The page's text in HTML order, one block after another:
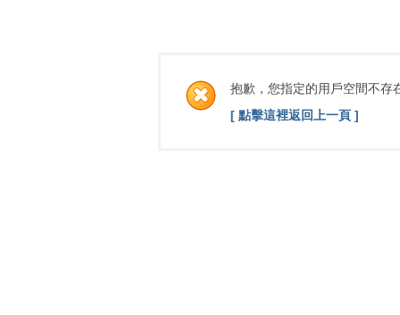
抱歉，您指定的用戶空間不存
[ 點擊這裡返回上一頁 ]